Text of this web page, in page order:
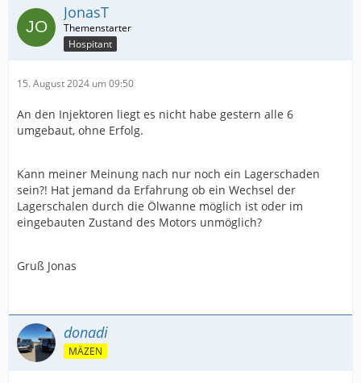
JonasT
Hospitant
15. August 2024 um 09:50
An den Injektoren liegt es nicht habe gestern alle 6
umgebaut, ohne Erfolg.
Kann meiner Meinung nach nur noch ein Lagerschaden
sein?! Hat jemand da Erfahrung ob ein Wechsel der
Lagerschalen durch die Ölwanne möglich ist oder im
eingebauten Zustand des Motors unmöglich?
Gruß Jonas
donadi
MÄZEN